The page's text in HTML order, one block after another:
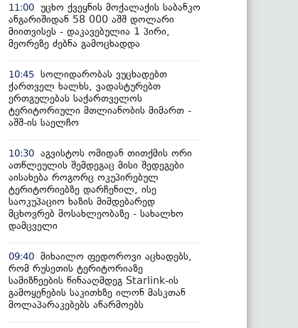
11:00 უცხო ქვეყნის მოქალაქის საბანკო
ანგარიშიდან 58 000 აშშ დოლარი
მიითვისეს - დაკავებულია 1 პირი,
მეორეზე ძებნა გამოცხადდა
10:45 სოლიდარობას ვუცხადებთ
ქართველ ხალხს, ვადასტურებთ
ერთგულებას საქართველოს
ტერიტორიული მთლიანობის მიმართ -
აშშ-ის საელჩო
10:30 აგვისტოს ომიდან თითქმის ორი
ათწლეულის შემდეგაც მისი შედეგები
აისახება როგორც ოკუპირებულ
ტერიტორიებზე დარჩენილ, ისე
საოკუპაციო ხაზის მიმდებარედ
მცხოვრებ მოსახლეობაზე - სახალხო
დამცველი
09:40 მიხაილო ფედოროვი აცხადებს,
რომ რუსეთის ტერიტორიაზე
სამიზნეების წინააღმდეგ Starlink-ის
გამოყენების საკითხზე ილონ მასკთან
მოლაპარაკებებს აწარმოებს